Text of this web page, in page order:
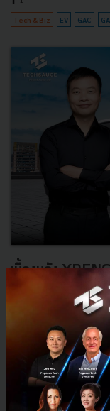
Tech & Biz EV GAC
เบื้องหลัง
กำลังท้าทายโลก
สิ่งที่ทำให้ XPENG แ
ชัดเจนในการผสมผสา
อุตสาหกรรมยานยนต์
กันยายน 2, 2024| By